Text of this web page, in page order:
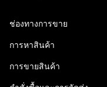
ช่องทางการขาย
การหาสินค้า
การขายสินค้า